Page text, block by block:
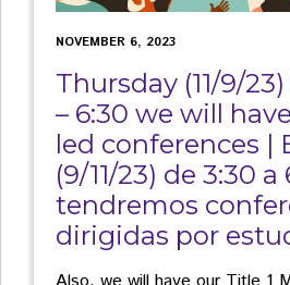
NOVEMBER 6, 2023
Thursday (11/9/
– 6:30 we will
led conferences |
(9/11/23) de 3:30 a
tendremos
dirigidas por